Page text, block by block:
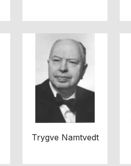
Trygve Namtvedt